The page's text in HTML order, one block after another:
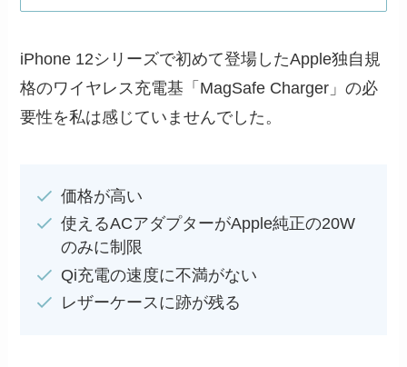
iPhone 12シリーズで初めて登場したApple独自規
格のワイヤレス充電基「MagSafe Charger」の必
要性を私は感じていませんでした。
価格が高い
使えるACアダプターがApple純正の20W
のみに制限
Qi充電の速度に不満がない
レザーケースに跡が残る